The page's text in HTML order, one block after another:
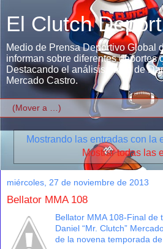
El Clutch
Medio de Prensa Deportivo Global
informan sobre diferentes deportes
Destacando el análisis único de
Mercado Castro.
Mostrando las entradas con la
Mostrar todas las
miércoles, 27 de noviembre de 2013
Bellator MMA 108
Bellator MMA 108-Final de
Daniel “Mr. Clutch”
de la novena temporada de